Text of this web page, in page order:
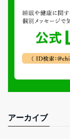
アーカイブ